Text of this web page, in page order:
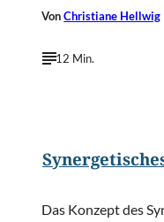
VonChristiane Hellwig
12 Min.
Das Konzept des